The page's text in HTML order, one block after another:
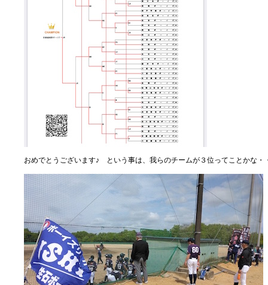
おめでとうございます♪ という事は、我らのチームが３位ってことかな・